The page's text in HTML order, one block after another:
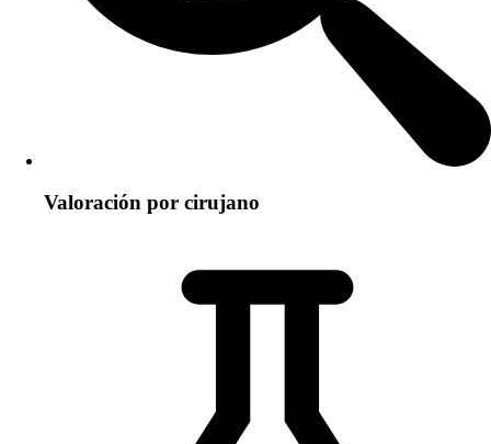
Valoración por cirujano